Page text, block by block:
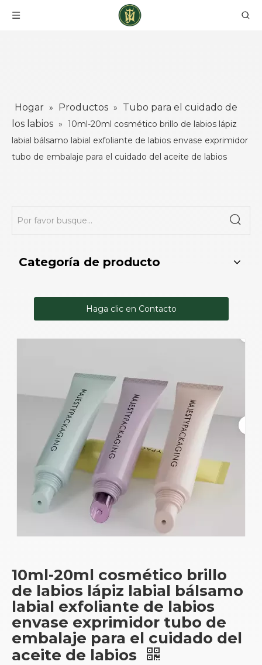
Hogar » Productos »
Tubo para el cuidado de
los labios » 10ml-20ml cosmético brillo de labios lápiz
labial bálsamo labial exfoliante de labios envase exprimidor
tubo de embalaje para el cuidado del aceite de labios
Categoría de producto
Haga clic en Contacto
10ml-20ml cosmético brillo
de labios lápiz labial bálsamo
labial exfoliante de labios
envase exprimidor tubo de
embalaje para el cuidado del
aceite de labios